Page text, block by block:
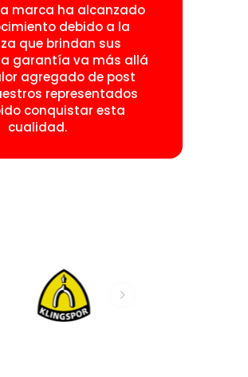
marca ha alcanzado
debido a la
que brindan sus
garantía va más allá
agregado de post
representados
conquistar esta
cualidad.